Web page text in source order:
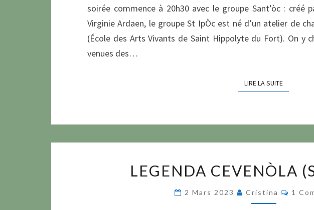
soirée commence à 20h30 avec le groupe Sant’òc : créé
Virginie Ardaen, le groupe St IpÒc est né d’un atelier de
(École des Arts Vivants de Saint Hippolyte du Fort). On y
venues des…
LIRE LA SUITELIRE LA
CEVENÒLA
(SEGUIDA
1)
LEGENDA CEVENÒLA
2 Mars 2023 Cristina 1